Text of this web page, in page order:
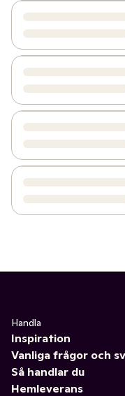
Handla
Inspiration
Vanliga frågor och
Så handlar du
Hemleverans